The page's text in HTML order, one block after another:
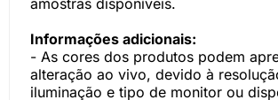
amostras disponíveis.
Informações adicionais:
- As cores dos produtos podem
alteração ao vivo, devido à
iluminação e tipo de monitor ou